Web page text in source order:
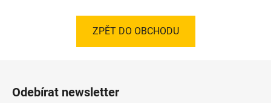
ZPĚT DO OBCHODU
Odebírat newsletter